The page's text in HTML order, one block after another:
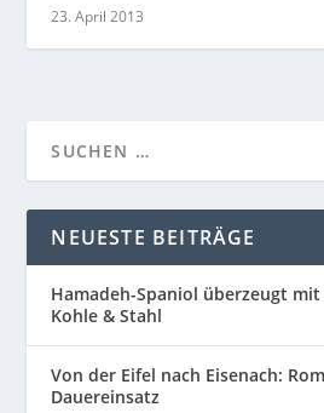
23. April 2013
NEUESTE BEITRÄGE
Hamadeh-Spaniol überzeugt mit
Kohle & Stahl
Von der Eifel nach Eisenach:
Dauereinsatz